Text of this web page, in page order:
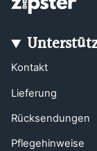
Kontakt
Lieferung
Rücksendungen
Pflegehinweise